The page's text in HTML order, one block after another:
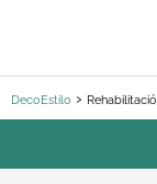
DecoEstilo